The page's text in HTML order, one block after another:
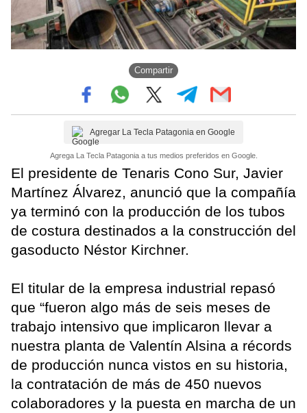
Compartir
Agregar La Tecla Patagonia en Google
Agrega La Tecla Patagonia a tus medios preferidos en Google.
El presidente de Tenaris Cono Sur, Javier
Martínez Álvarez, anunció que la compañía
ya terminó con la producción de los tubos
de costura destinados a la construcción del
gasoducto Néstor Kirchner.
El titular de la empresa industrial repasó
que “fueron algo más de seis meses de
trabajo intensivo que implicaron llevar a
nuestra planta de Valentín Alsina a récords
de producción nunca vistos en su historia,
la contratación de más de 450 nuevos
colaboradores y la puesta en marcha de un